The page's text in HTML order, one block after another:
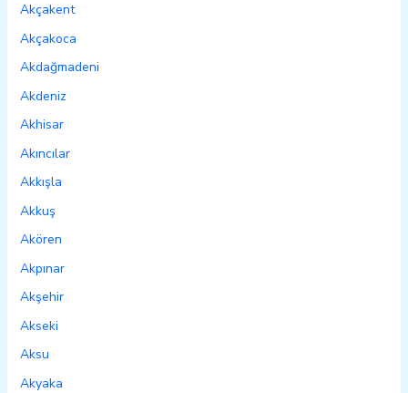
Akçakent
Akçakoca
Akdağmadeni
Akdeniz
Akhisar
Akıncılar
Akkışla
Akkuş
Akören
Akpınar
Akşehir
Akseki
Aksu
Akyaka